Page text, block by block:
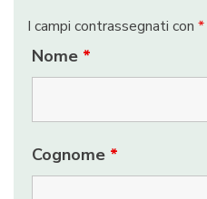
I campi contrassegnati con *
Nome *
Cognome *